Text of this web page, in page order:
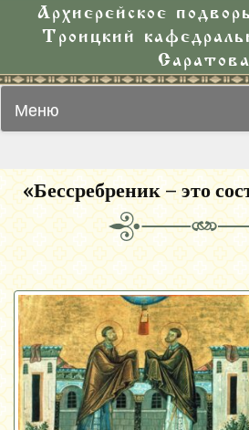
Архиерейское
Троицкий
Саратова
Меню
«Бессребреник – это